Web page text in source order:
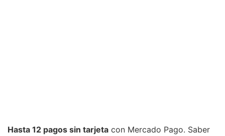
Hasta 12 pagos sin tarjeta con Mercado Pago. Saber